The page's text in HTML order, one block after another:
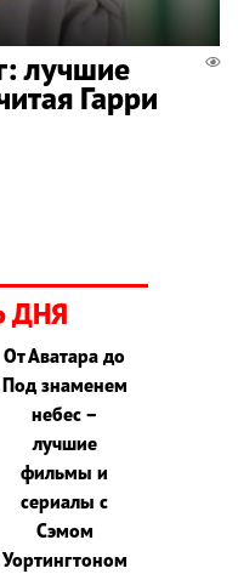
лучшие
Гарри
ДНЯ
От Аватара до
Под знаменем
небес –
лучшие
фильмы и
сериалы с
Сэмом
Уортингтоном